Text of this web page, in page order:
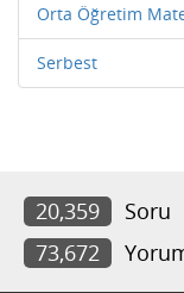
Orta Öğretim
Serbest
20,359 Soru
73,672